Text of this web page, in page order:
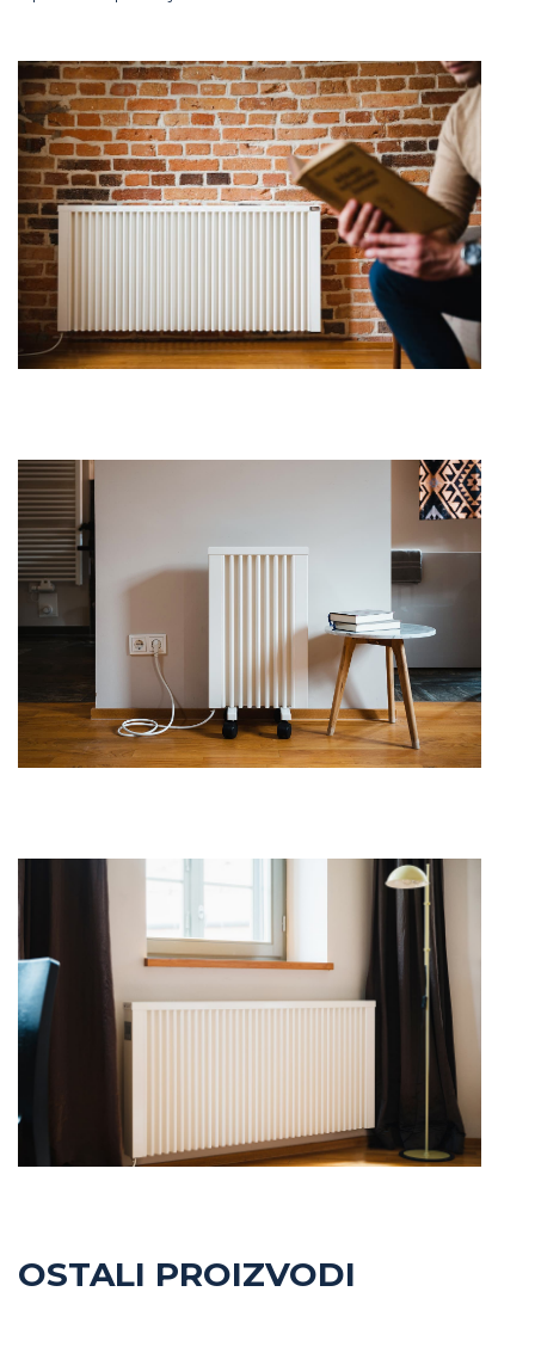
OSTALI PROIZVODI